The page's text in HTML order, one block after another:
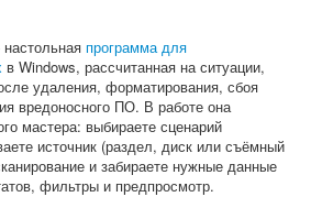
программа для
в Windows, рассчитанная на ситуации,
удаления, форматирования, сбоя
вредоносного ПО. В работе она
мастера: выбираете сценарий
источник (раздел, диск или съёмный
и забираете нужные данные
фильтры и предпросмотр.